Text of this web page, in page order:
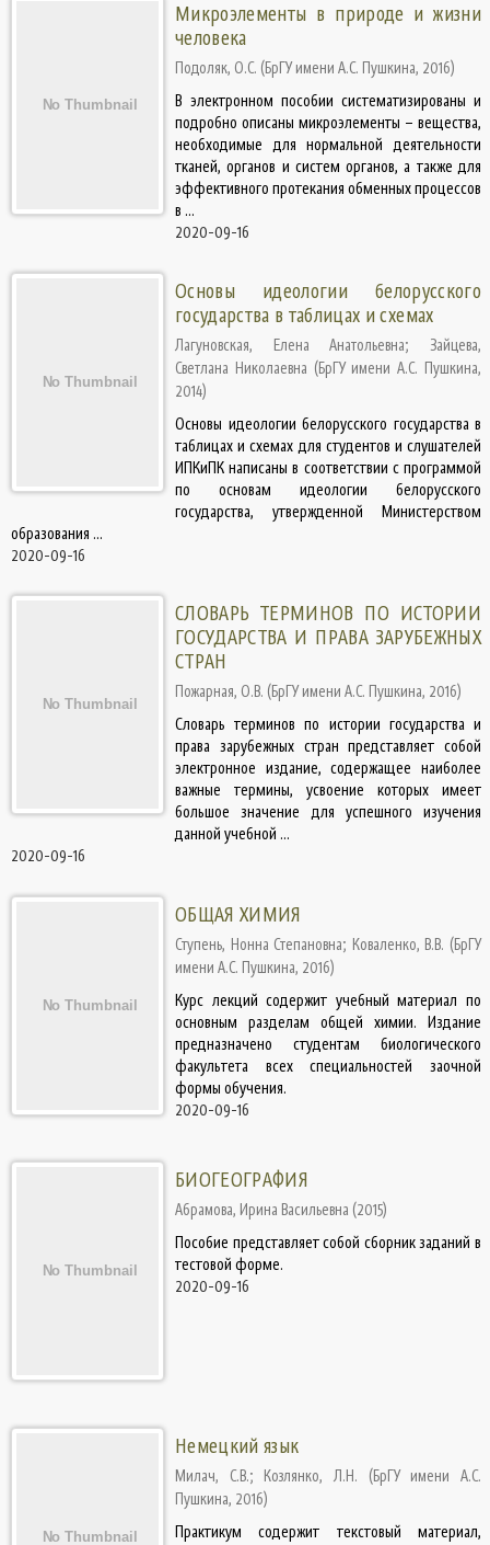
Микроэлементы в природе и жизни
человека
Подоляк, О.С. (БрГУ имени А.С. Пушкина, 2016)
В электронном пособии систематизированы и
подробно описаны микроэлементы – вещества,
необходимые для нормальной деятельности
тканей, органов и систем органов, а также для
эффективного протекания обменных процессов
в ...
2020-09-16
Основы идеологии белорусского
государства в таблицах и схемах
Лагуновская, Елена Анатольевна;Зайцева,
Светлана Николаевна (БрГУ имени А.С. Пушкина,
2014)
Основы идеологии белорусского государства в
таблицах и схемах для студентов и слушателей
ИПКиПК написаны в соответствии с программой
по основам идеологии белорусского
государства, утвержденной Министерством
образования ...
2020-09-16
СЛОВАРЬ ТЕРМИНОВ ПО ИСТОРИИ
ГОСУДАРСТВА И ПРАВА ЗАРУБЕЖНЫХ
СТРАН
Пожарная, О.В. (БрГУ имени А.С. Пушкина, 2016)
Словарь терминов по истории государства и
права зарубежных стран представляет собой
электронное издание, содержащее наиболее
важные термины, усвоение которых имеет
большое значение для успешного изучения
данной учебной ...
2020-09-16
ОБЩАЯ ХИМИЯ
Ступень, Нонна Степановна; Коваленко, В.В. (БрГУ
имени А.С. Пушкина, 2016)
Курс лекций содержит учебный материал по
основным разделам общей химии. Издание
предназначено студентам биологического
факультета всех специальностей заочной
формы обучения.
2020-09-16
БИОГЕОГРАФИЯ
Абрамова, Ирина Васильевна (2015)
Пособие представляет собой сборник заданий в
тестовой форме.
2020-09-16
Немецкий язык
Милач, С.В.; Козлянко, Л.Н. (БрГУ имени А.С.
Пушкина, 2016)
Практикум содержит текстовый материал,